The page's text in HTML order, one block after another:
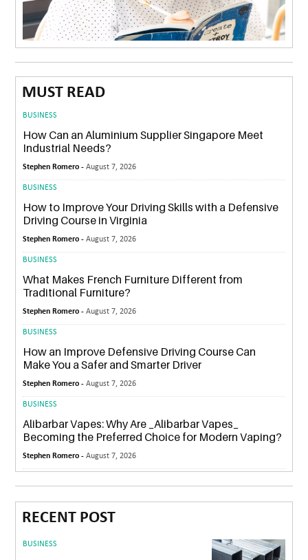
MUST READ
BUSINESS
How Can an Aluminium Supplier Singapore Meet
Industrial Needs?
Stephen Romero -August 7, 2026
BUSINESS
How to Improve Your Driving Skills with a Defensive
Driving Course in Virginia
Stephen Romero -August 7, 2026
BUSINESS
What Makes French Furniture Different from
Traditional Furniture?
Stephen Romero -August 7, 2026
BUSINESS
How an Improve Defensive Driving Course Can
Make You a Safer and Smarter Driver
Stephen Romero -August 7, 2026
BUSINESS
Alibarbar Vapes: Why Are _Alibarbar Vapes_
Becoming the Preferred Choice for Modern Vaping?
Stephen Romero -August 7, 2026
RECENT POST
BUSINESS